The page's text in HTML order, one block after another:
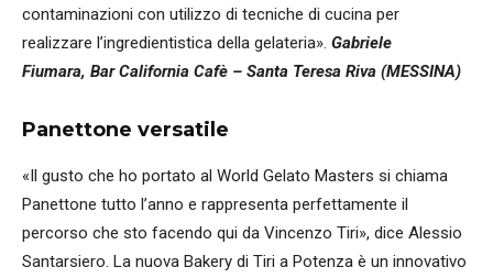
contaminazioni con utilizzo di tecniche di cucina per
realizzare l’ingredientistica della gelateria». Gabriele
Fiumara, Bar California Cafè – Santa Teresa Riva (MESSINA)
Panettone versatile
«Il gusto che ho portato al World Gelato Masters si chiama
Panettone tutto l’anno e rappresenta perfettamente il
percorso che sto facendo qui da Vincenzo Tiri», dice Alessio
Santarsiero. La nuova Bakery di Tiri a Potenza è un innovativo